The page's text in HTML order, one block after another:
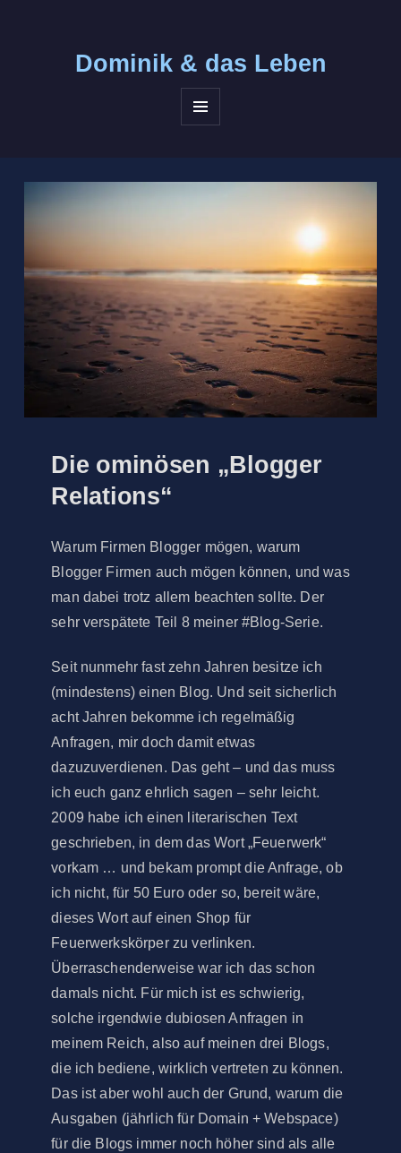
Dominik & das Leben
Die ominösen „Blogger
Relations“
Warum Firmen Blogger mögen, warum
Blogger Firmen auch mögen können, und was
man dabei trotz allem beachten sollte. Der
sehr verspätete Teil 8 meiner #Blog-Serie.
Seit nunmehr fast zehn Jahren besitze ich
(mindestens) einen Blog. Und seit sicherlich
acht Jahren bekomme ich regelmäßig
Anfragen, mir doch damit etwas
dazuzuverdienen. Das geht – und das muss
ich euch ganz ehrlich sagen – sehr leicht.
2009 habe ich einen literarischen Text
geschrieben, in dem das Wort „Feuerwerk“
vorkam … und bekam prompt die Anfrage, ob
ich nicht, für 50 Euro oder so, bereit wäre,
dieses Wort auf einen Shop für
Feuerwerkskörper zu verlinken.
Überraschenderweise war ich das schon
damals nicht. Für mich ist es schwierig,
solche irgendwie dubiosen Anfragen in
meinem Reich, also auf meinen drei Blogs,
die ich bediene, wirklich vertreten zu können.
Das ist aber wohl auch der Grund, warum die
Ausgaben (jährlich für Domain + Webspace)
für die Blogs immer noch höher sind als alle